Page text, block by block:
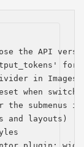
the API
for
in Images
when
the submenus
and layouts)